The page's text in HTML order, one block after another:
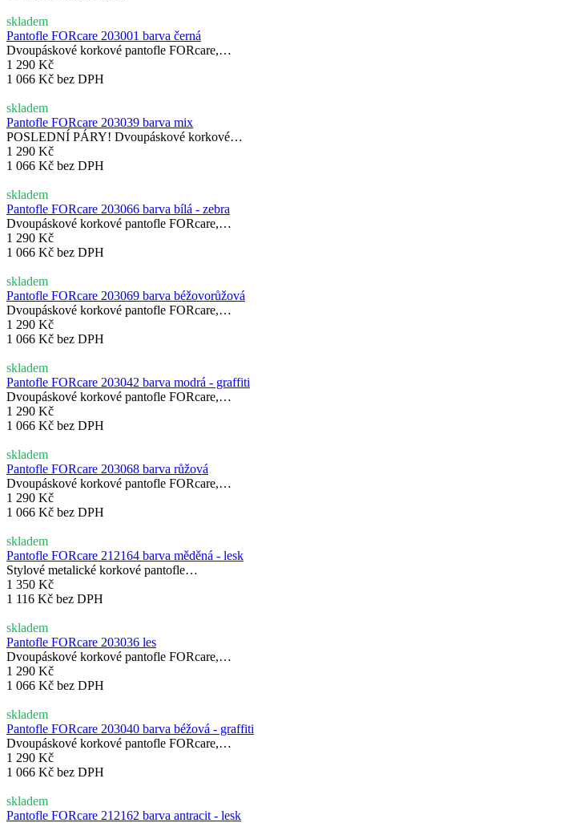
skladem
Pantofle FORcare 203001 barva černá
Dvoupáskové korkové pantofle FORcare,…
1 290 Kč
1 066 Kč bez DPH
skladem
Pantofle FORcare 203039 barva mix
POSLEDNÍ PÁRY! Dvoupáskové korkové…
1 290 Kč
1 066 Kč bez DPH
skladem
Pantofle FORcare 203066 barva bílá - zebra
Dvoupáskové korkové pantofle FORcare,…
1 290 Kč
1 066 Kč bez DPH
skladem
Pantofle FORcare 203069 barva béžovorůžová
Dvoupáskové korkové pantofle FORcare,…
1 290 Kč
1 066 Kč bez DPH
skladem
Pantofle FORcare 203042 barva modrá - graffiti
Dvoupáskové korkové pantofle FORcare,…
1 290 Kč
1 066 Kč bez DPH
skladem
Pantofle FORcare 203068 barva růžová
Dvoupáskové korkové pantofle FORcare,…
1 290 Kč
1 066 Kč bez DPH
skladem
Pantofle FORcare 212164 barva měděná - lesk
Stylové metalické korkové pantofle…
1 350 Kč
1 116 Kč bez DPH
skladem
Pantofle FORcare 203036 les
Dvoupáskové korkové pantofle FORcare,…
1 290 Kč
1 066 Kč bez DPH
skladem
Pantofle FORcare 203040 barva béžová - graffiti
Dvoupáskové korkové pantofle FORcare,…
1 290 Kč
1 066 Kč bez DPH
skladem
Pantofle FORcare 212162 barva antracit - lesk